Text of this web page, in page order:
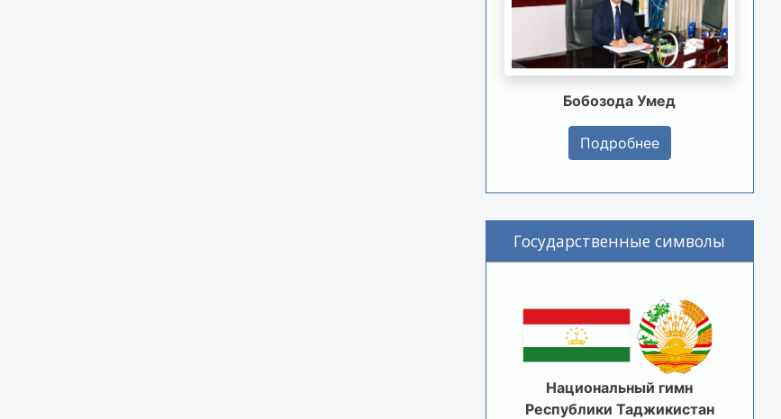
Бобозода Умед
Подробнее
Государственные символы
Национальный гимн
Республики Таджикистан